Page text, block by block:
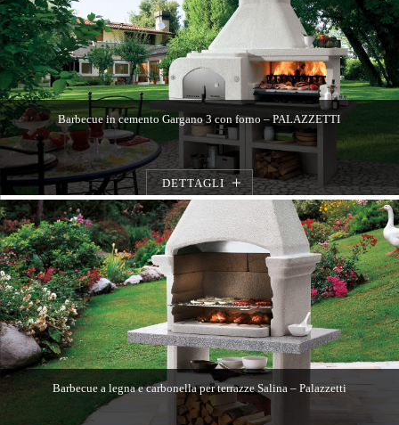
Barbecue in cemento Gargano 3 con forno – PALAZZETTI
DETTAGLI
Barbecue a legna e carbonella per terrazze Salina – Palazzetti